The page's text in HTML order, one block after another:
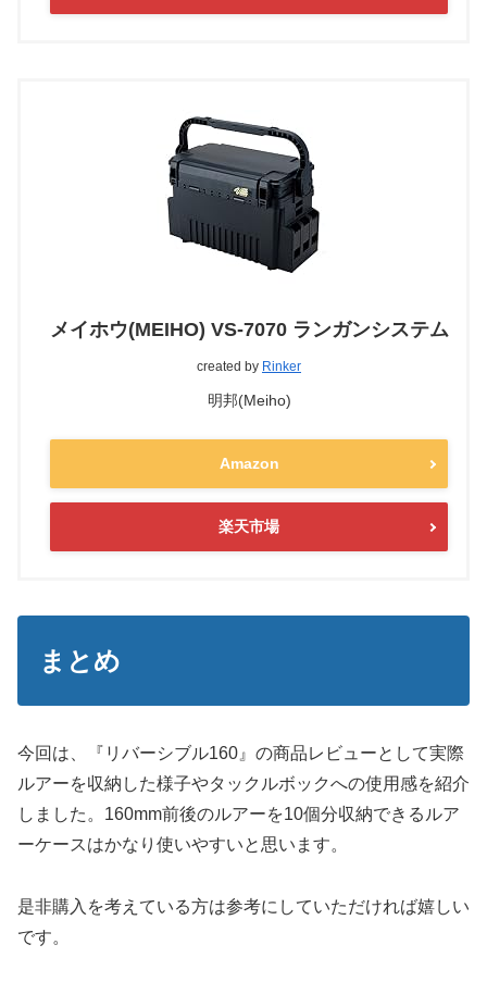
メイホウ(MEIHO) VS-7070 ランガンシステム
created by Rinker
明邦(Meiho)
Amazon
楽天市場
まとめ
今回は、『リバーシブル160』の商品レビューとして実際
ルアーを収納した様子やタックルボックへの使用感を紹介
しました。160mm前後のルアーを10個分収納できるルア
ーケースはかなり使いやすいと思います。
是非購入を考えている方は参考にしていただければ嬉しい
です。